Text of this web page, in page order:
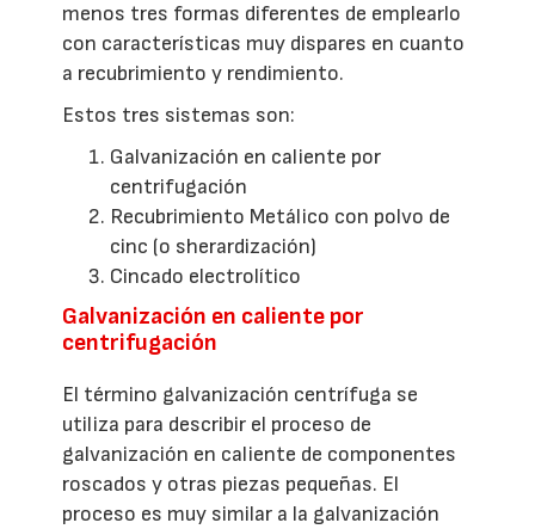
menos tres formas diferentes de emplearlo
con características muy dispares en cuanto
a recubrimiento y rendimiento.
Estos tres sistemas son:
Galvanización en caliente por
centrifugación
Recubrimiento Metálico con polvo de
cinc (o sherardización)
Cincado electrolítico
Galvanización en caliente por
centrifugación
El término galvanización centrífuga se
utiliza para describir el proceso de
galvanización en caliente de componentes
roscados y otras piezas pequeñas. El
proceso es muy similar a la galvanización